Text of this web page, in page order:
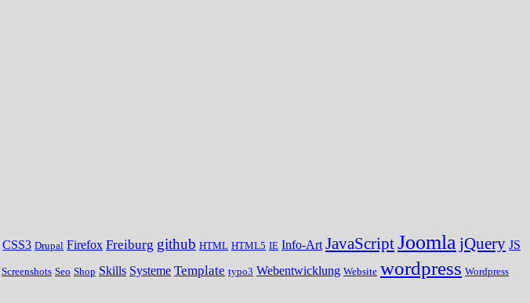
CSS3 Drupal Firefox Freiburg github HTML HTML5 IE Info-Art JavaScriptJoomla jQuery JS
Screenshots Seo Shop Skills Systeme Template typo3 Webentwicklung Website wordpress Wordpress